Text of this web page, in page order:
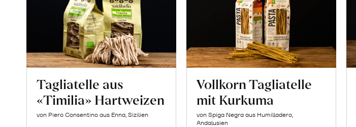
Tagliatelle aus
«Timilia» Hartweizen
von Piero Consentino aus Enna, Sizilien
Vollkorn Tagliatelle
mit Kurkuma
von Spiga Negra aus Humilladero,
Andalusien